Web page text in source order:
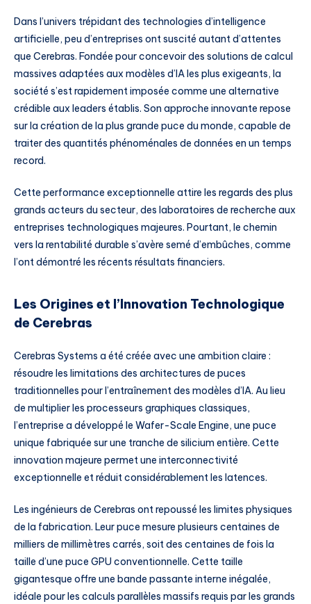
Dans l’univers trépidant des technologies d’intelligence
artificielle, peu d’entreprises ont suscité autant d’attentes
que Cerebras. Fondée pour concevoir des solutions de calcul
massives adaptées aux modèles d’IA les plus exigeants, la
société s’est rapidement imposée comme une alternative
crédible aux leaders établis. Son approche innovante repose
sur la création de la plus grande puce du monde, capable de
traiter des quantités phénoménales de données en un temps
record.
Cette performance exceptionnelle attire les regards des plus
grands acteurs du secteur, des laboratoires de recherche aux
entreprises technologiques majeures. Pourtant, le chemin
vers la rentabilité durable s’avère semé d’embûches, comme
l’ont démontré les récents résultats financiers.
Les Origines et l’Innovation Technologique
de Cerebras
Cerebras Systems a été créée avec une ambition claire :
résoudre les limitations des architectures de puces
traditionnelles pour l’entraînement des modèles d’IA. Au lieu
de multiplier les processeurs graphiques classiques,
l’entreprise a développé le Wafer-Scale Engine, une puce
unique fabriquée sur une tranche de silicium entière. Cette
innovation majeure permet une interconnectivité
exceptionnelle et réduit considérablement les latences.
Les ingénieurs de Cerebras ont repoussé les limites physiques
de la fabrication. Leur puce mesure plusieurs centaines de
milliers de millimètres carrés, soit des centaines de fois la
taille d’une puce GPU conventionnelle. Cette taille
gigantesque offre une bande passante interne inégalée,
idéale pour les calculs parallèles massifs requis par les grands